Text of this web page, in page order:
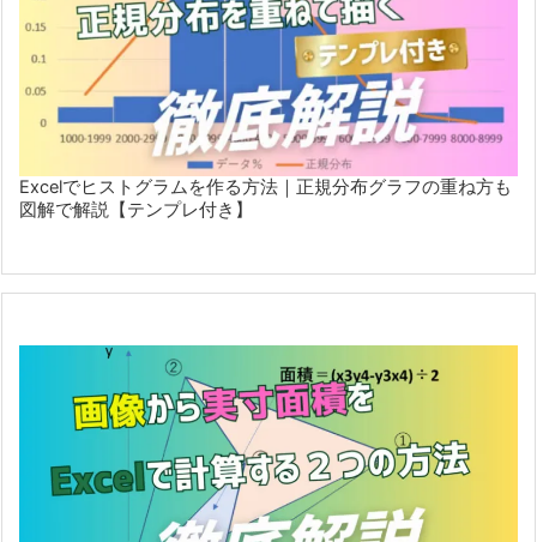
Excelでヒストグラムを作る方法｜正規分布グラフの重ね方も
図解で解説【テンプレ付き】